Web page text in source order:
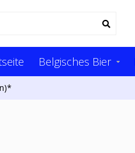
Belgisches Bier